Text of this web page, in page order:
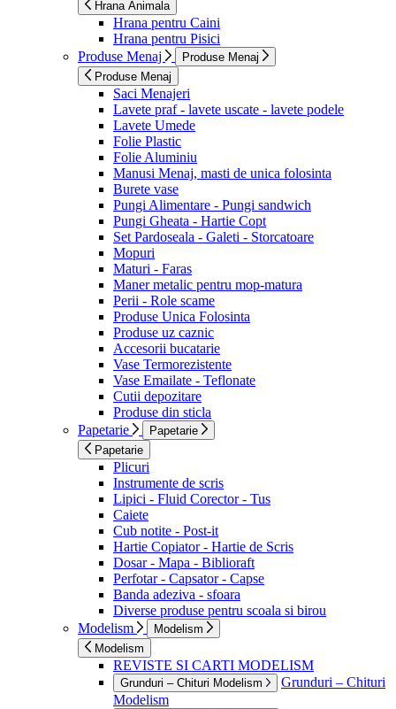
Hrana Animala
Hrana pentru Caini
Hrana pentru Pisici
Produse Menaj
Produse Menaj
Produse Menaj
Saci Menajeri
Lavete praf - lavete uscate - lavete podele
Lavete Umede
Folie Plastic
Folie Aluminiu
Manusi Menaj, masti de unica folosinta
Burete vase
Pungi Alimentare - Pungi sandwich
Pungi Gheata - Hartie Copt
Set Pardoseala - Galeti - Storcatoare
Mopuri
Maturi - Faras
Maner metalic pentru mop-matura
Perii - Role scame
Produse Unica Folosinta
Produse uz caznic
Accesorii bucatarie
Vase Termorezistente
Vase Emailate - Teflonate
Cutii depozitare
Produse din sticla
Papetarie
Papetarie
Papetarie
Plicuri
Instrumente de scris
Lipici - Fluid Corector - Tus
Caiete
Cub notite - Post-it
Hartie Copiator - Hartie de Scris
Dosar - Mapa - Biblioraft
Perfotar - Capsator - Capse
Banda adeziva - sfoara
Diverse produse pentru scoala si birou
Modelism
Modelism
Modelism
REVISTE SI CARTI MODELISM
Grunduri – Chituri Modelism
Grunduri – Chituri
Modelism